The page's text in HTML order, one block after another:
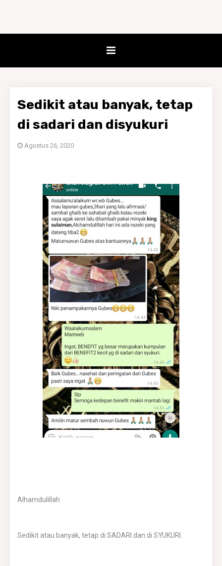
Sedikit atau banyak, tetap
di sadari dan disyukuri
Agustus 26, 2020
Alhamdulillah
Sedikit atau banyak, tetap di SADARI dan di SYUKURI.